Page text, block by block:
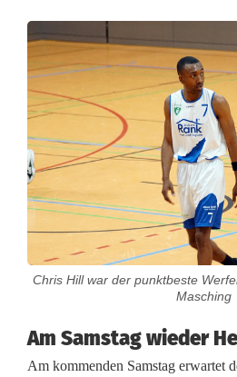
e
d
e
r
l
a
g
e
n
d
Chris Hill war der punktbeste
Masching
Am Samstag wieder
Am kommenden Samstag erwartet